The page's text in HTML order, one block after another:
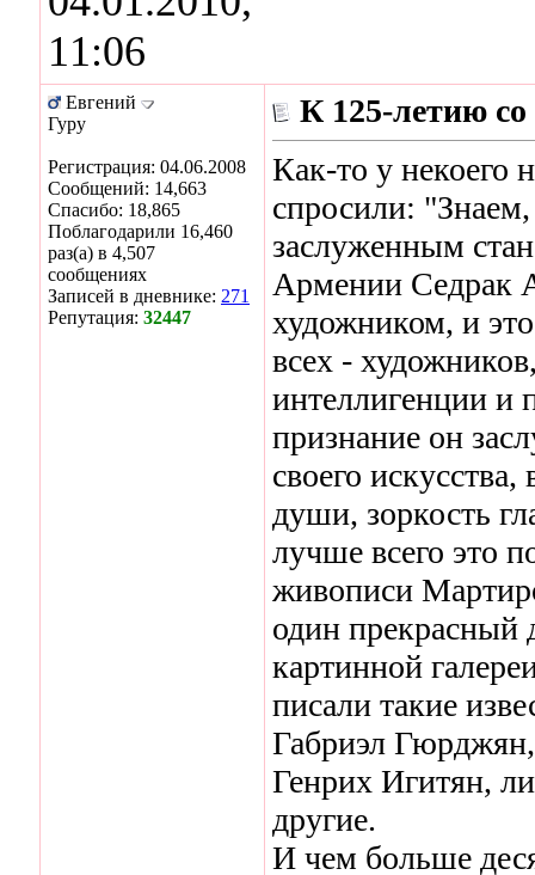
11:06
Евгений
Гуру
Регистрация: 04.06.2008
Сообщений: 14,663
Спасибо: 18,865
Поблагодарили 16,460
раз(а) в 4,507
сообщениях
Записей в дневнике: 271
Репутация: 32447
К 125-летию
Как-то у некоего
спросили: "Знаем,
заслуженным
Армении Седрак
художником, и
всех -
интеллигенции и
признание он
своего
души, зоркость
лучше всего это
живописи
один прекрасный
картинной
писали такие
Габриэл
Генрих Игитян,
другие.
И чем больше